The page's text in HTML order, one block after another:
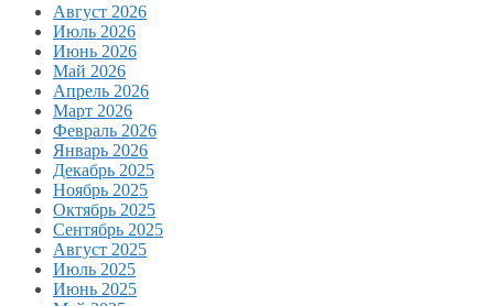
Август 2026
Июль 2026
Июнь 2026
Май 2026
Апрель 2026
Март 2026
Февраль 2026
Январь 2026
Декабрь 2025
Ноябрь 2025
Октябрь 2025
Сентябрь 2025
Август 2025
Июль 2025
Июнь 2025